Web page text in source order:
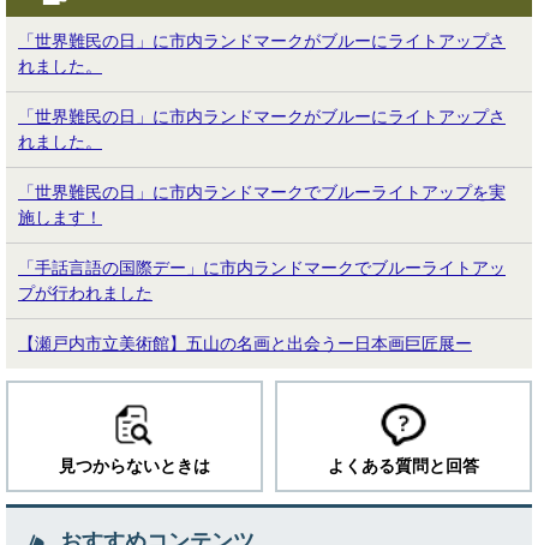
「世界難民の日」に市内ランドマークがブルーにライトアップさ
れました。
「世界難民の日」に市内ランドマークがブルーにライトアップさ
れました。
「世界難民の日」に市内ランドマークでブルーライトアップを実
施します！
「手話言語の国際デー」に市内ランドマークでブルーライトアッ
プが行われました
【瀬戸内市立美術館】五山の名画と出会うー日本画巨匠展ー
見つからないときは よくある質問と回答